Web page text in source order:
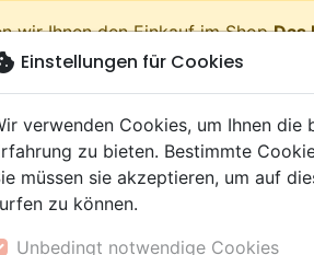
wir Ihnen den Einkauf im ShopDas
Neuheiten
Einstellungen für Cookies
verwenden Cookies, um Ihnen die
zu bieten. Bestimmte
müssen sie akzeptieren, um auf
zu können.
Unbedingt notwendige Cookies